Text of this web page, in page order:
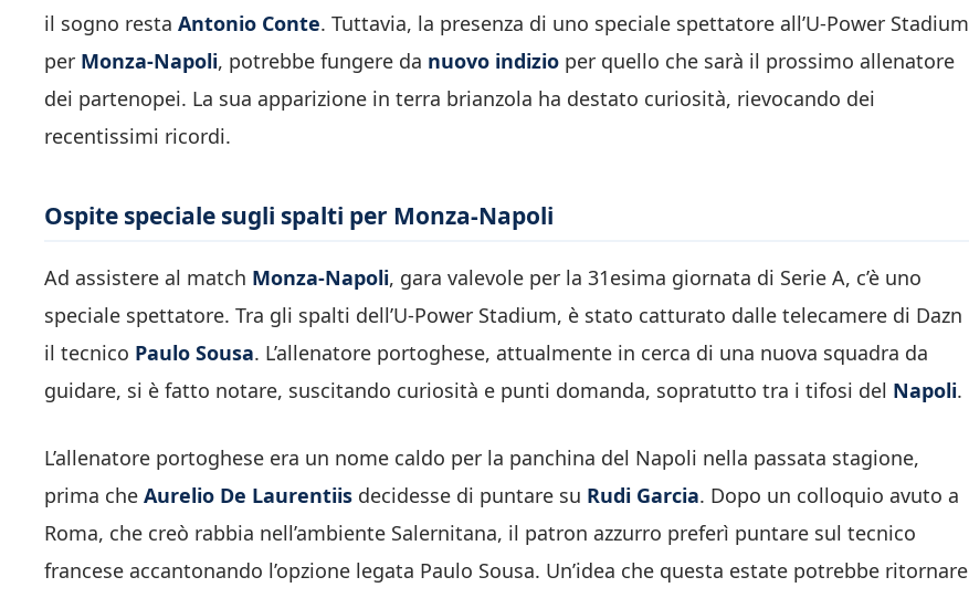
il sogno resta Antonio Conte. Tuttavia, la presenza di uno speciale spettatore all’U-Power Stadium
per Monza-Napoli, potrebbe fungere da nuovo indizio per quello che sarà il prossimo allenatore
dei partenopei. La sua apparizione in terra brianzola ha destato curiosità, rievocando dei
recentissimi ricordi.
Ospite speciale sugli spalti per Monza-Napoli
Ad assistere al match Monza-Napoli, gara valevole per la 31esima giornata di Serie A, c’è uno
speciale spettatore. Tra gli spalti dell’U-Power Stadium, è stato catturato dalle telecamere di Dazn
il tecnico Paulo Sousa. L’allenatore portoghese, attualmente in cerca di una nuova squadra da
guidare, si è fatto notare, suscitando curiosità e punti domanda, sopratutto tra i tifosi del Napoli.
L’allenatore portoghese era un nome caldo per la panchina del Napoli nella passata stagione,
prima che Aurelio De Laurentiis decidesse di puntare su Rudi Garcia. Dopo un colloquio avuto a
Roma, che creò rabbia nell’ambiente Salernitana, il patron azzurro preferì puntare sul tecnico
francese accantonando l’opzione legata Paulo Sousa. Un’idea che questa estate potrebbe ritornare